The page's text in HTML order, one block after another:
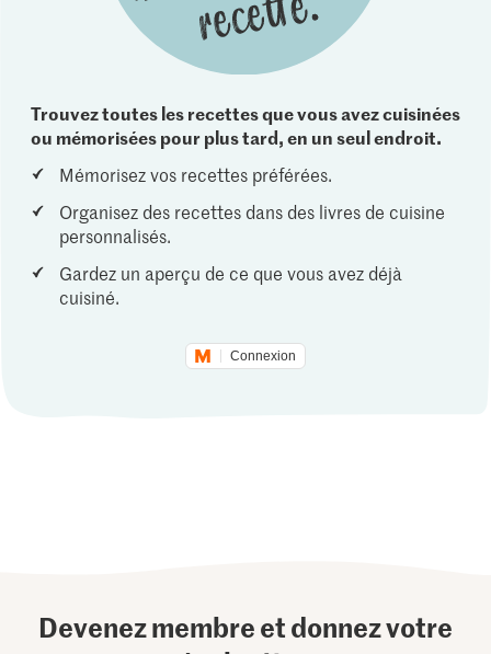
Trouvez toutes les recettes que vous avez cuisinées
ou mémorisées pour plus tard, en un seul endroit.
Mémorisez vos recettes préférées.
Organisez des recettes dans des livres de cuisine
personnalisés.
Gardez un aperçu de ce que vous avez déjà
cuisiné.
Connexion
Devenez membre et donnez votre